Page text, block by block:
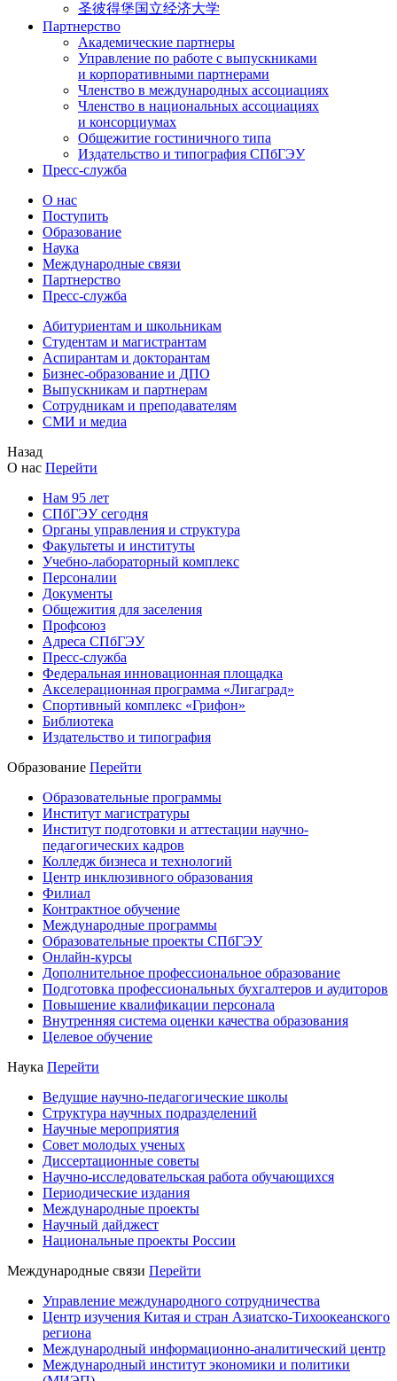
圣彼得堡国立经济大学
Партнерство
Академические партнеры
Управление по работе с выпускниками
и корпоративными партнерами
Членство в международных ассоциациях
Членство в национальных ассоциациях
и консорциумах
Общежитие гостиничного типа
Издательство и типография СПбГЭУ
Пресс-служба
О нас
Поступить
Образование
Наука
Международные связи
Партнерство
Пресс-служба
Абитуриентам и школьникам
Студентам и магистрантам
Аспирантам и докторантам
Бизнес-образование и ДПО
Выпускникам и партнерам
Сотрудникам и преподавателям
СМИ и медиа
Назад
О нас Перейти
Нам 95 лет
СПбГЭУ сегодня
Органы управления и структура
Факультеты и институты
Учебно-лабораторный комплекс
Персоналии
Документы
Общежития для заселения
Профсоюз
Адреса СПбГЭУ
Пресс-служба
Федеральная инновационная площадка
Акселерационная программа «Лигаград»­­
Спортивный комплекс «Грифон»
Библиотека
Издательство и типография
Образование Перейти
Образовательные программы
Институт магистратуры
Институт подготовки и аттестации научно-
педагогических кадров
Колледж бизнеса и технологий
Центр инклюзивного образования
Филиал
Контрактное обучение
Международные программы
Образовательные проекты СПбГЭУ
Онлайн-курсы
Дополнительное профессиональное образование
Подготовка профессиональных бухгалтеров и аудиторов
Повышение квалификации персонала
Внутренняя система оценки качества образования
Целевое обучение
Наука Перейти
Ведущие научно-педагогические школы
Структура научных подразделений
Научные мероприятия
Совет молодых ученых
Диссертационные советы
Научно-исследовательская работа обучающихся
Периодические издания
Международные проекты
Научный дайджест
Национальные проекты России
Международные связи Перейти
Управление международного сотрудничества
Центр изучения Китая и стран Азиатско-Тихоокеанского
региона
Международный информационно-аналитический центр
Международный институт экономики и политики